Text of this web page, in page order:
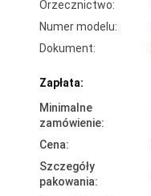
Orzecznictwo:
Numer modelu:
Dokument:
Zapłata:
Minimalne
zamówienie:
Cena:
Szczegóły
pakowania: